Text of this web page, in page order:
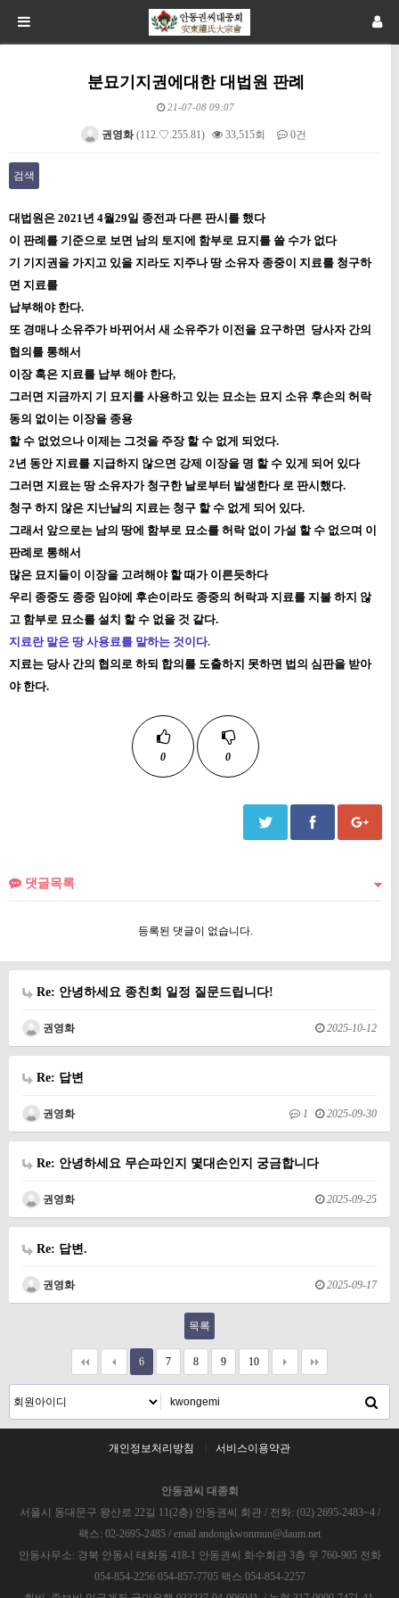
분묘기지권에대한 대법원 판례
21-07-08 09:07
권영화(112.♡.255.81) 33,515회 0건
검색
대법원은 2021년 4월29일 종전과 다른 판시를 했다
이 판례를 기준으로 보면 남의 토지에 함부로 묘지를 쓸 수가 없다
기 기지권을 가지고 있을 지라도 지주나 땅 소유자 종중이 지료를 청구하
면 지료를
납부해야 한다.
또 경매나 소유주가 바뀌어서 새 소유주가 이전을 요구하면 당사자 간의
협의를 통해서
이장 혹은 지료를 납부 해야 한다,
그러면 지금까지 기 묘지를 사용하고 있는 묘소는 묘지 소유 후손의 허락
동의 없이는 이장을 종용
할 수 없었으나 이제는 그것을 주장 할 수 없게 되었다.
2년 동안 지료를 지급하지 않으면 강제 이장을 명 할 수 있게 되어 있다
그러면 지료는 땅 소유자가 청구한 날로부터 발생한다 로 판시했다.
청구 하지 않은 지난날의 지료는 청구 할 수 없게 되어 있다.
그래서 앞으로는 남의 땅에 함부로 묘소를 허락 없이 가설 할 수 없으며 이
판례로 통해서
많은 묘지들이 이장을 고려해야 할 때가 이른듯하다
우리 종중도 종중 임야에 후손이라도 종중의 허락과 지료를 지불 하지 않
고 함부로 묘소를 설치 할 수 없을 것 같다.
지료란 말은 땅 사용료를 말하는 것이다.
지료는 당사 간의 협의로 하되 합의를 도출하지 못하면 법의 심판을 받아
야 한다.
0 0
댓글목록
등록된 댓글이 없습니다.
Re: 안녕하세요 종친회 일정 질문드립니다!
권영화 2025-10-12
Re: 답변
권영화 1 2025-09-30
Re: 안녕하세요 무슨파인지 몇대손인지 궁금합니다
권영화 2025-09-25
Re: 답변.
권영화 2025-09-17
목록
6 7 8 9 10
개인정보처리방침 서비스이용약관
안동권씨 대종회
서울시 동대문구 왕산로 22길 11(2층) 안동권씨 회관 / 전화: (02) 2695-2483~4 /
팩스: 02-2695-2485 / email andongkwonmun@daum.net
안동사무소: 경북 안동시 태화동 418-1 안동권씨 화수회관 3층 우 760-905 전화
054-854-2256 054-857-7705 팩스 054-854-2257